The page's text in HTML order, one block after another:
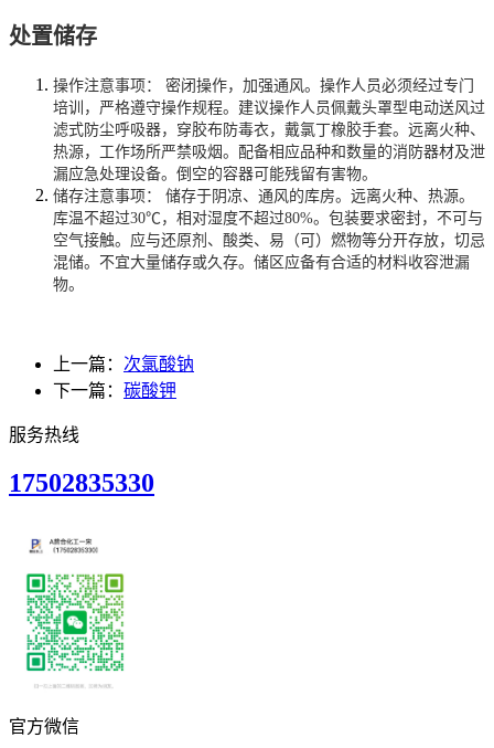
处置储存
操作注意事项： 密闭操作，加强通风。操作人员必须经过专门
培训，严格遵守操作规程。建议操作人员佩戴头罩型电动送风过
滤式防尘呼吸器，穿胶布防毒衣，戴氯丁橡胶手套。远离火种、
热源，工作场所严禁吸烟。配备相应品种和数量的消防器材及泄
漏应急处理设备。倒空的容器可能残留有害物。
储存注意事项： 储存于阴凉、通风的库房。远离火种、热源。
库温不超过30℃，相对湿度不超过80%。包装要求密封，不可与
空气接触。应与还原剂、酸类、易（可）燃物等分开存放，切忌
混储。不宜大量储存或久存。储区应备有合适的材料收容泄漏
物。
上一篇： 次氯酸钠
下一篇： 碳酸钾
服务热线
17502835330
官方微信